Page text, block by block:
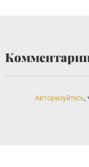
Авторизуйтесь,